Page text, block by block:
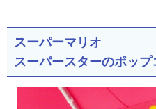
スーパーマリオ
スーパースターのポップ